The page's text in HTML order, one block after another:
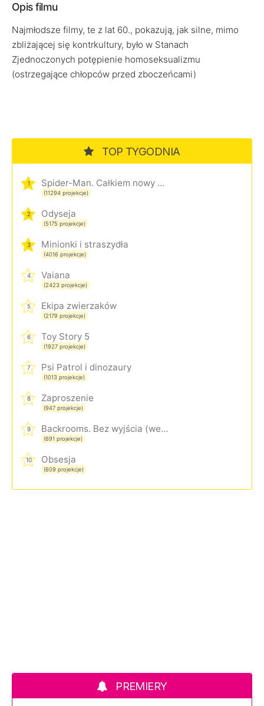
Opis filmu
Najmłodsze filmy, te z lat 60., pokazują, jak silne, mimo
zbliżającej się kontrkultury, było w Stanach
Zjednoczonych potępienie homoseksualizmu
(ostrzegające chłopców przed zboczeńcami)
TOP TYGODNIA
1 Spider-Man. Całkiem nowy dzień
(11294 projekcje)
2 Odyseja
(5175 projekcje)
3 Minionki i straszydła
(4016 projekcje)
4 Vaiana
(2423 projekcje)
5 Ekipa zwierzaków
(2179 projekcje)
6 Toy Story 5
(1927 projekcje)
7 Psi Patrol i dinozaury
(1013 projekcje)
8 Zaproszenie
(947 projekcje)
9 Backrooms. Bez wyjścia (wersja rozszerzona)
(691 projekcje)
10 Obsesja
(609 projekcje)
PREMIERY